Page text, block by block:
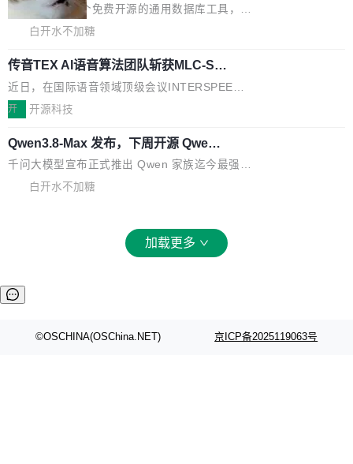
k：Compress images：添加将 GIF 图像转换为
流、布局系统、API 稳定性、性能、跨平台五个
维度逐一批判了 SwiftUI。最让人印象深刻的一
marks，用最新 Xcode 在最新 macOS 上构建
运行，出来的效果是坏的——侧边栏按钮大小不
一，界面错位。他说这个问题"两年前就发现了，
至今没变"。 数据流方面，Manshin 指出 SwiftU
I 的属性包装器演进史...
DBeaver 是一个免费开源的通用数据库工具，适
用于开发人员和数据库管理员。DBeaver 26.1.4
yle="margin-left:0; margin-right:0"> <li><span
style="color:#000000">现在可以通过键盘访问
AI 聊天功能（添加了一些快捷键）</span></li>
<li><span style="color:#000000">新增了始终
在新 SQL 控制台中打开 AI 生成的脚本的功能</
span></li> <li><span style="color:#000000...
白开水不加糖
传音TEX AI语音算法团队斩获MLC-SL
M 2026国际挑战赛Task 1亚军
近日，在国际语音领域顶级会议INTERSPEECH
2026卫星活动——第二届多语种对话语音语言模
h Language Model Challenge，MLC-SLM）T
ask 1赛道中，传音TEX AI中心语音算法团队以
自主研发的说话人归属多语种自动语音识别系统
语音识别、说话人日志、时间对齐与长音频工程
化系统等关键方向的系统性技术实力。 本届赛事
共吸引来自全球工业界与学术界的1...
开 开源科技
Qwen3.8-Max 发布，下周开源 Qwen3.
8-27B
千问大模型宣布正式推出 Qwen 家族迄今最强大
的模型 Qwen3.8-Max，也是其首个 Max 规模
模型。 根据介绍，Qwen3.8-Max 基于 Qwen 3.
5 的架构基础构建，参数规模扩展至 2.4 万亿，
程、办公、科研以及长周期任务等方面实现了全
更可靠地端到端完成复杂任务，输出值得信赖的
白开水不加糖
加载更多
©OSCHINA(OSChina.NET) 京ICP备2025119063号